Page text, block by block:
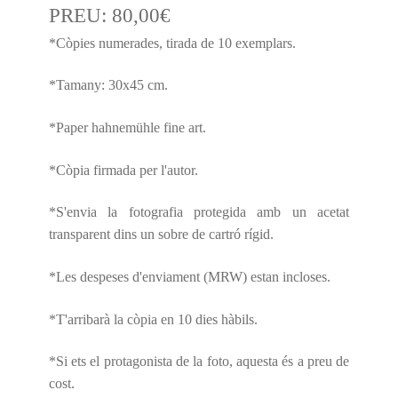
PREU: 80,00€
*Còpies numerades, tirada de 10 exemplars.
*Tamany: 30x45 cm.
*Paper hahnemühle fine art.
*Còpia firmada per l'autor.
*S'envia la fotografia protegida amb un acetat
transparent dins un sobre de cartró rígid.
*Les despeses d'enviament (MRW) estan incloses.
*T'arribarà la còpia en 10 dies hàbils.
*Si ets el protagonista de la foto, aquesta és a preu de
cost.